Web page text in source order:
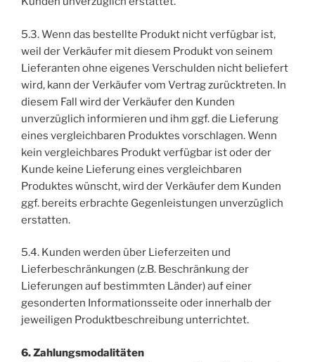
5.3. Wenn das bestellte Produkt nicht verfügbar ist,
weil der Verkäufer mit diesem Produkt von seinem
Lieferanten ohne eigenes Verschulden nicht beliefert
wird, kann der Verkäufer vom Vertrag zurücktreten. In
diesem Fall wird der Verkäufer den Kunden
unverzüglich informieren und ihm ggf. die Lieferung
eines vergleichbaren Produktes vorschlagen. Wenn
kein vergleichbares Produkt verfügbar ist oder der
Kunde keine Lieferung eines vergleichbaren
Produktes wünscht, wird der Verkäufer dem Kunden
ggf. bereits erbrachte Gegenleistungen unverzüglich
erstatten.
5.4. Kunden werden über Lieferzeiten und
Lieferbeschränkungen (z.B. Beschränkung der
Lieferungen auf bestimmten Länder) auf einer
gesonderten Informationsseite oder innerhalb der
jeweiligen Produktbeschreibung unterrichtet.
6. Zahlungsmodalitäten